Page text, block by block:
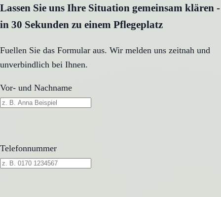
Lassen Sie uns Ihre Situation gemeinsam klären -
in 30 Sekunden zu einem Pflegeplatz
Fuellen Sie das Formular aus. Wir melden uns zeitnah und
unverbindlich bei Ihnen.
Vor- und Nachname
Telefonnummer